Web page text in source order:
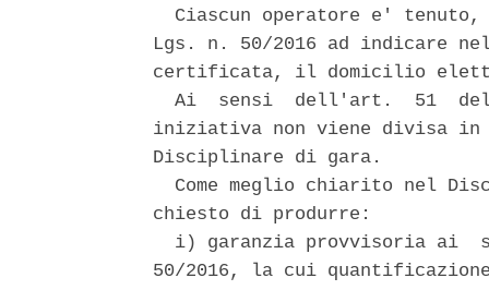
Ciascun operatore e'
Lgs. n. 50/2016 ad indicare
certificata, il domicilio
Ai  sensi  dell'art.  51
iniziativa non viene divisa
Disciplinare di gara.
Come meglio chiarito nel
chiesto di produrre:
i) garanzia provvisoria ai
50/2016, la cui